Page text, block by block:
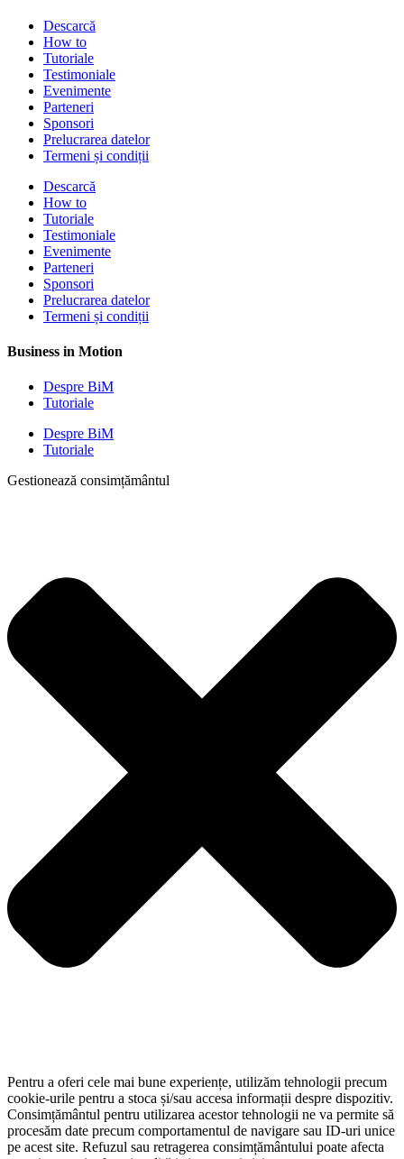
Descarcă
How to
Tutoriale
Testimoniale
Evenimente
Parteneri
Sponsori
Prelucrarea datelor
Termeni și condiții
Descarcă
How to
Tutoriale
Testimoniale
Evenimente
Parteneri
Sponsori
Prelucrarea datelor
Termeni și condiții
Business in Motion
Despre BiM
Tutoriale
Despre BiM
Tutoriale
Gestionează consimțământul
Pentru a oferi cele mai bune experiențe, utilizăm tehnologii precum
cookie-urile pentru a stoca și/sau accesa informații despre dispozitiv.
Consimțământul pentru utilizarea acestor tehnologii ne va permite să
procesăm date precum comportamentul de navigare sau ID-uri unice
pe acest site. Refuzul sau retragerea consimțământului poate afecta